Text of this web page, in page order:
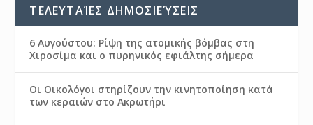
ΤΕΛΕΥΤΑΊΕΣ ΔΗΜΟΣΙΕΎΣΕΙΣ
6 Αυγούστου: Ρίψη της ατομικής βόμβας στη
Χιροσίμα και ο πυρηνικός εφιάλτης σήμερα
Οι Οικολόγοι στηρίζουν την κινητοποίηση κατά
των κεραιών στο Ακρωτήρι